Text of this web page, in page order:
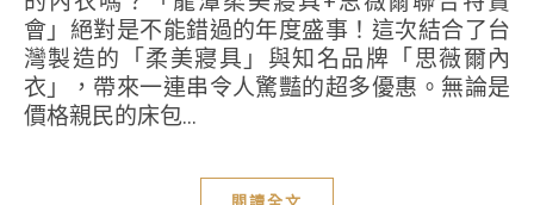
會」絕對是不能錯過的年度盛事！這次結合了台
灣製造的「柔美寢具」與知名品牌「思薇爾內
衣」，帶來一連串令人驚豔的超多優惠。無論是
價格親民的床包...